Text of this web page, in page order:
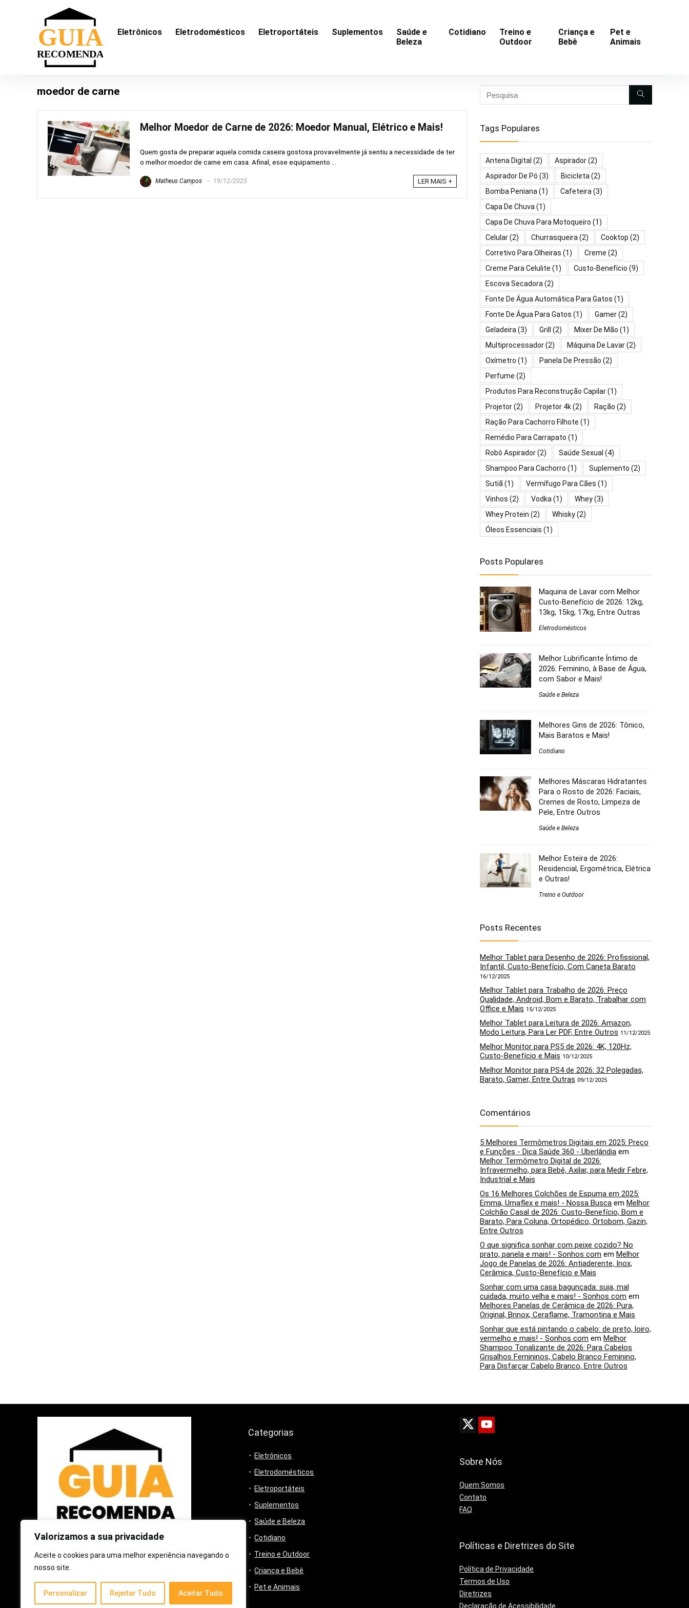
Valorizamos a sua privacidade
Aceite o cookies para uma melhor experiência navegando o
nosso site.
Personalizar Rejeitar Tudo Aceitar Tudo
Eletrônicos Eletrodomésticos Eletroportáteis Suplementos
Saúde e
Beleza
Cotidiano
Treino e
Outdoor
Criança e
Bebê
Pet e
Animais
moedor de carne
Melhor Moedor de Carne de 2026: Moedor Manual, Elétrico e Mais!
Quem gosta de preparar aquela comida caseira gostosa provavelmente já sentiu a necessidade de ter
o melhor moedor de carne em casa. Afinal, esse equipamento ...
Matheus Campos 19/12/2025 LER MAIS +
Tags Populares
Antena Digital (2) Aspirador(2)
Aspirador De Pó (3) Bicicleta (2)
Bomba Peniana (1) Cafeteira (3)
Capa De Chuva (1)
Capa De Chuva Para Motoqueiro (1)
Celular(2) Churrasqueira (2) Cooktop (2)
Corretivo Para Olheiras (1) Creme (2)
Creme Para Celulite (1) Custo-Benefício (9)
Escova Secadora (2)
Fonte De Água Automática Para Gatos (1)
Fonte De Água Para Gatos (1) Gamer(2)
Geladeira (3) Grill (2) Mixer De Mão (1)
Multiprocessador(2) Máquina De Lavar(2)
Oxímetro (1) Panela De Pressão (2)
Perfume (2)
Produtos Para Reconstrução Capilar(1)
Projetor(2) Projetor 4k(2) Ração (2)
Ração Para Cachorro Filhote (1)
Remédio Para Carrapato (1)
Robô Aspirador(2) Saúde Sexual (4)
Shampoo Para Cachorro (1) Suplemento (2)
Sutiã (1) Vermífugo Para Cães (1)
Vinhos (2) Vodka (1) Whey(3)
Whey Protein (2) Whisky(2)
Óleos Essenciais (1)
Posts Populares
Maquina de Lavar com Melhor
Custo-Benefício de 2026: 12kg,
13kg, 15kg, 17kg, Entre Outras
Eletrodomésticos
Melhor Lubrificante Íntimo de
2026: Feminino, à Base de Água,
com Sabor e Mais!
Saúde e Beleza
Melhores Gins de 2026: Tônico,
Mais Baratos e Mais!
Cotidiano
Melhores Máscaras Hidratantes
Para o Rosto de 2026: Faciais,
Cremes de Rosto, Limpeza de
Pele, Entre Outros
Saúde e Beleza
Melhor Esteira de 2026:
Residencial, Ergométrica, Elétrica
e Outras!
Treino e Outdoor
Posts Recentes
Melhor Tablet para Desenho de 2026: Profissional,
Infantil, Custo-Benefício, Com Caneta Barato
16/12/2025
Melhor Tablet para Trabalho de 2026: Preço
Qualidade, Android, Bom e Barato, Trabalhar com
Office e Mais 15/12/2025
Melhor Tablet para Leitura de 2026: Amazon,
Modo Leitura, Para Ler PDF, Entre Outros 11/12/2025
Melhor Monitor para PS5 de 2026: 4K, 120Hz,
Custo-Benefício e Mais 10/12/2025
Melhor Monitor para PS4 de 2026: 32 Polegadas,
Barato, Gamer, Entre Outras 09/12/2025
Comentários
5 Melhores Termômetros Digitais em 2025: Preço
e Funções - Dica Saúde 360 - Uberlândia em
Melhor Termômetro Digital de 2026:
Infravermelho, para Bebê, Axilar, para Medir Febre,
Industrial e Mais
Os 16 Melhores Colchões de Espuma em 2025:
Emma, Umaflex e mais! - Nossa Busca em Melhor
Colchão Casal de 2026: Custo-Benefício, Bom e
Barato, Para Coluna, Ortopédico, Ortobom, Gazin,
Entre Outros
O que significa sonhar com peixe cozido? No
prato, panela e mais! - Sonhos com em Melhor
Jogo de Panelas de 2026: Antiaderente, Inox,
Cerâmica, Custo-Benefício e Mais
Sonhar com uma casa bagunçada: suja, mal
cuidada, muito velha e mais! - Sonhos com em
Melhores Panelas de Cerâmica de 2026: Pura,
Original, Brinox, Ceraflame, Tramontina e Mais
Sonhar que está pintando o cabelo: de preto, loiro,
vermelho e mais! - Sonhos com em Melhor
Shampoo Tonalizante de 2026: Para Cabelos
Grisalhos Femininos, Cabelo Branco Feminino,
Para Disfarçar Cabelo Branco, Entre Outros
2025 © Guia Recomenda | Todos os Direitos Reservados
Programa de Afiliados Mercado Livre, somos remunerados
pelas compras qualificadas efetuadas.
Categorias
Eletrônicos
Eletrodomésticos
Eletroportáteis
Suplementos
Saúde e Beleza
Cotidiano
Treino e Outdoor
Criança e Bebê
Pet e Animais
Sobre Nós
Quem Somos
Contato
FAQ
Políticas e Diretrizes do Site
Política de Privacidade
Termos de Uso
Diretrizes
Declaração de Acessibilidade